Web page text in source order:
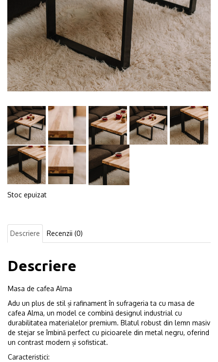
Stoc epuizat
Descriere Recenzii (0)
Descriere
Masa de cafea Alma
Adu un plus de stil și rafinament în sufrageria ta cu masa de
cafea Alma, un model ce combină designul industrial cu
durabilitatea materialelor premium. Blatul robust din lemn masiv
de stejar se îmbină perfect cu picioarele din metal negru, oferind
un contrast modern și sofisticat.
Caracteristici: